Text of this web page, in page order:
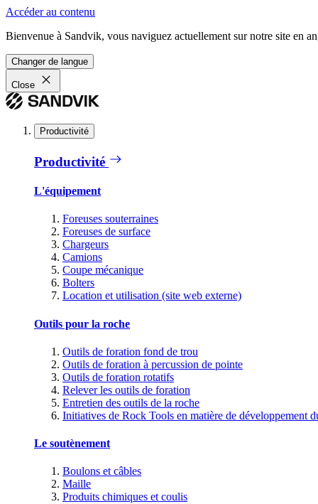
Accéder au contenu
Bienvenue à Sandvik, vous naviguez actuellement sur notre site en
Changer de langue
Close
Productivité
Productivité
L'équipement
Foreuses souterraines
Foreuses de surface
Chargeurs
Camions
Coupe mécanique
Bolters
Location et utilisation (site web externe)
Outils pour la roche
Outils de foration fond de trou
Outils de foration à percussion de pointe
Outils de foration rotatifs
Relever les outils de foration
Entretien des outils de la roche
Initiatives de Rock Tools en matière de développement
Le soutènement
Boulons et câbles
Maille
Produits chimiques et coulis